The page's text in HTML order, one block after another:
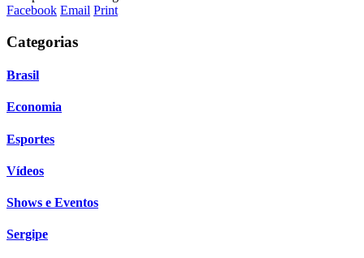
Facebook Email Print
Categorias
Brasil
Economia
Esportes
Vídeos
Shows e Eventos
Sergipe